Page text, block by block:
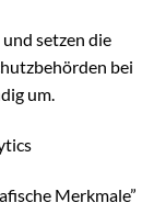
setzen die
bei
um.
Merkmale”